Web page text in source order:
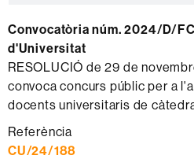
Convocatòria núm. 2024/D/
d'Universitat
RESOLUCIÓ de 29 de
convoca concurs públic per a
docents universitaris de
Referència
CU/24/188